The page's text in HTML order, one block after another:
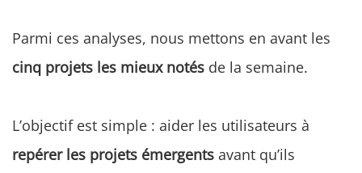
Parmi ces analyses, nous mettons en avant les
cinq projets les mieux notés de la semaine.
L’objectif est simple : aider les utilisateurs à
repérer les projets émergents avant qu’ils